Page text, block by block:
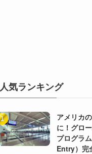
人気ランキング
アメリカ
に！グロ
プログラ
Entry）完